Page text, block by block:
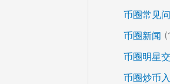
币圈常见
币圈新闻
币圈明星
币圈炒币